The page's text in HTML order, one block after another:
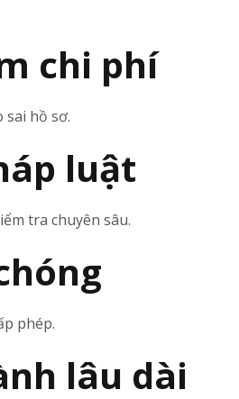
chi phí
sai hồ sơ.
luật
tra chuyên sâu.
phép.
lâu dài